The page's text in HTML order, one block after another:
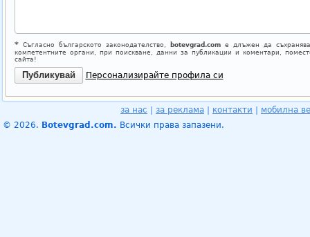
*Съгласно българското законодателство, botevgrad.comе длъжен да
компетентните органи, при поискване, данни за публикации и коментари,
сайта!
Персонализирайте профила си
за нас за реклама контакти
мобилна
© 2026. Botevgrad.com. Всички права запазени.